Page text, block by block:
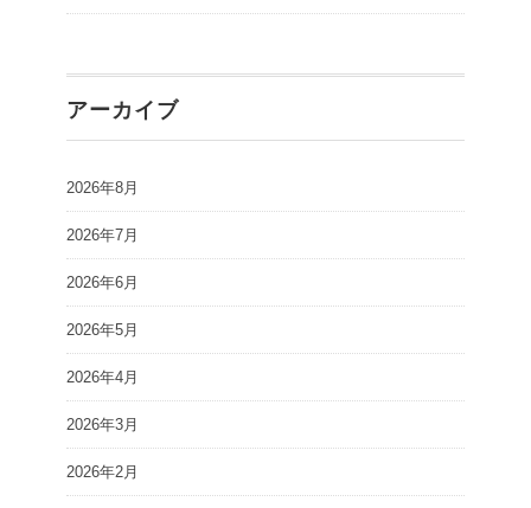
アーカイブ
2026年8月
2026年7月
2026年6月
2026年5月
2026年4月
2026年3月
2026年2月